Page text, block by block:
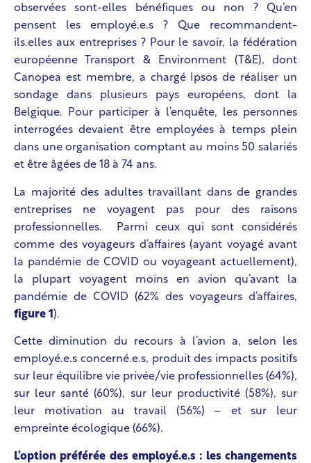
observées sont-elles bénéfiques ou non ? Qu’en
pensent les employé.e.s ? Que recommandent-
ils.elles aux entreprises ? Pour le savoir, la fédération
européenne Transport & Environment (T&E), dont
Canopea est membre, a chargé Ipsos de réaliser un
sondage dans plusieurs pays européens, dont la
Belgique. Pour participer à l’enquête, les personnes
interrogées devaient être employées à temps plein
dans une organisation comptant au moins 50 salariés
et être âgées de 18 à 74 ans.
La majorité des adultes travaillant dans de grandes
entreprises ne voyagent pas pour des raisons
professionnelles. Parmi ceux qui sont considérés
comme des voyageurs d’affaires (ayant voyagé avant
la pandémie de COVID ou voyageant actuellement),
la plupart voyagent moins en avion qu’avant la
pandémie de COVID (62% des voyageurs d’affaires,
figure 1 ).
Cette diminution du recours à l’avion a, selon les
employé.e.s concerné.e.s, produit des impacts positifs
sur leur équilibre vie privée/vie professionnelles (64%),
sur leur santé (60%), sur leur productivité (58%), sur
leur motivation au travail (56%) – et sur leur
empreinte écologique (66%).
L’option préférée des employé.e.s : les changements